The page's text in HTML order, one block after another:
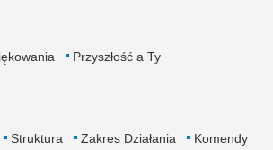
Przyszłość a Ty
Struktura Zakres Działania
Komendy